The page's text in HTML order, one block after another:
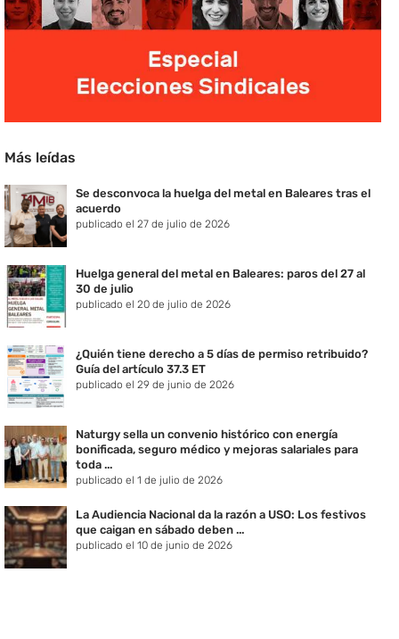
Más leídas
Se desconvoca la huelga del metal en Baleares tras el
acuerdo
publicado el 27 de julio de 2026
Huelga general del metal en Baleares: paros del 27 al
30 de julio
publicado el 20 de julio de 2026
¿Quién tiene derecho a 5 días de permiso retribuido?
Guía del artículo 37.3 ET
publicado el 29 de junio de 2026
Naturgy sella un convenio histórico con energía
bonificada, seguro médico y mejoras salariales para
toda ...
publicado el 1 de julio de 2026
La Audiencia Nacional da la razón a USO: Los festivos
que caigan en sábado deben ...
publicado el 10 de junio de 2026